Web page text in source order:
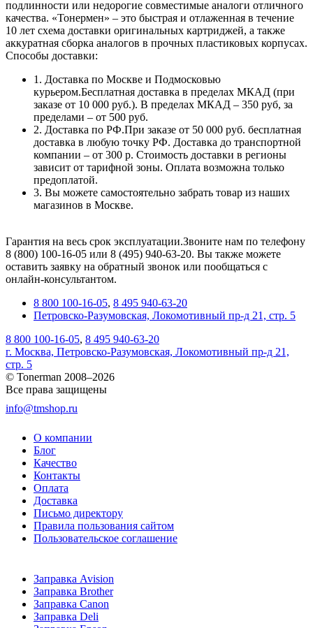
подлинности или недорогие совместимые аналоги отличного
качества. «Тонермен» – это быстрая и отлаженная в течение
10 лет схема доставки оригинальных картриджей, а также
аккуратная сборка аналогов в прочных пластиковых корпусах.
Способы доставки:
1. Доставка по Москве и Подмосковью
курьером.Бесплатная доставка в пределах МКАД (при
заказе от 10 000 руб.). В пределах МКАД – 350 руб, за
пределами – от 500 руб.
2. Доставка по РФ.При заказе от 50 000 руб. бесплатная
доставка в любую точку РФ. Доставка до транспортной
компании – от 300 р. Стоимость доставки в регионы
зависит от тарифной зоны. Оплата возможна только
предоплатой.
3. Вы можете самостоятельно забрать товар из наших
магазинов в Москве.
Гарантия на весь срок эксплуатации.Звоните нам по телефону
8 (800) 100-16-05 или 8 (495) 940-63-20. Вы также можете
оставить заявку на обратный звонок или пообщаться с
онлайн-консультантом.
8 800 100-16-05, 8 495 940-63-20
Петровско-Разумовская, Локомотивный пр-д 21, стр. 5
8 800 100-16-05, 8 495 940-63-20
г. Москва, Петровско-Разумовская, Локомотивный пр-д 21,
стр. 5
© Tonerman 2008–2026
Все права защищены
info@tmshop.ru
О компании
Блог
Качество
Контакты
Оплата
Доставка
Письмо директору
Правила пользования сайтом
Пользовательское соглашение
Заправка Avision
Заправка Brother
Заправка Canon
Заправка Deli